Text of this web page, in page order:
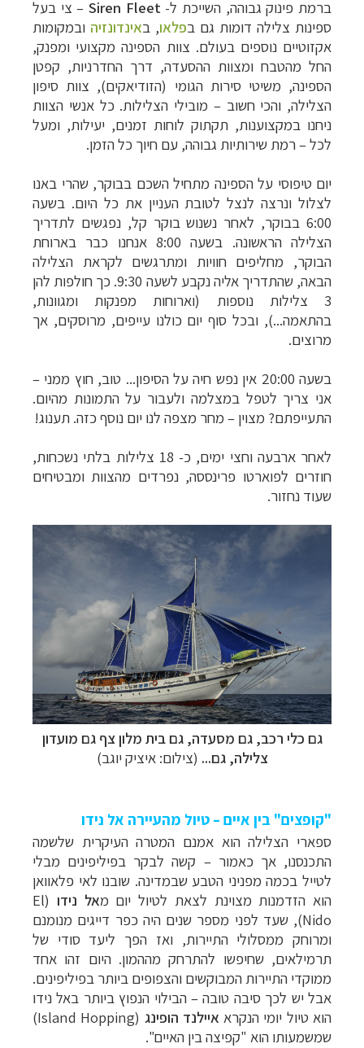
ברמת פינוק גבוהה, השייכת ל- Siren Fleet – צי בעל
ספינות צלילה דומות גם בפלאו, באינדונזיה ובמקומות
אקזוטיים נוספים בעולם. צוות הספינה מקצועי ומפנק,
החל מהטבח ומצוות ההסעדה, דרך החדרניות, קפטן
הספינה, משיטי סירות הגומי (הזודיאקים), צוות סיפון
הצלילה, והכי חשוב – מובילי הצלילות. כל אנשי הצוות
ניחנו במקצוענות, תקתוק לוחות זמנים, יעילות, ומעל
לכל – רמת שירותיות גבוהה, עם חיוך כל הזמן.
יום טיפוסי על הספינה מתחיל השכם בבוקר, שהרי באנו
לצלול ונרצה לנצל לטובת העניין את כל היום. בשעה
6:00 בבוקר, לאחר נשנוש בוקר קל, נפגשים לתדריך
הצלילה הראשונה. בשעה 8:00 אנחנו כבר בארוחת
הבוקר, מחליפים חוויות ומתרגשים לקראת הצלילה
הבאה, שהתדריך אליה נקבע לשעה 9:30. כך חולפות להן
3 צלילות נוספות (וארוחות מפנקות ומגוונות,
בהתאמה...), ובכל סוף יום כולנו עייפים, מרוסקים, אך
מרוצים.
בשעה 20:00 אין נפש חיה על הסיפון... טוב, חוץ ממני –
אני צריך לטפל במצלמה ולעבור על התמונות מהיום.
התעייפתם? מצוין – מחר מצפה לנו יום נוסף כזה. תענוג!
לאחר ארבעה וחצי ימים, כ- 18 צלילות בלתי נשכחות,
חוזרים לפוארטו פרינססה, נפרדים מהצוות ומבטיחים
שעוד נחזור.
גם כלי רכב, גם מסעדה, גם בית מלון צף גם מועדון
צלילה, גם... (צילום: איציק יוגב)
"קופצים" בין איים – טיול מהעיירה אל נידו
ספארי הצלילה הוא אמנם המטרה העיקרית שלשמה
התכנסנו, אך כאמור – קשה לבקר בפיליפינים מבלי
לטייל בכמה מפניני הטבע שבמדינה. שובנו לאי פלאוואן
הוא הזדמנות מצוינת לצאת לטיול יום מאל נידו (
El
Nido), שעד לפני מספר שנים היה כפר דייגים מנומנם
ומרוחק ממסלולי התיירות, ואז הפך ליעד סודי של
תרמילאים, שחיפשו להתרחק מההמון. היום זהו אחד
ממוקדי התיירות המבוקשים והצפופים ביותר בפיליפינים.
אבל יש לכך סיבה טובה – הבילוי הנפוץ ביותר באל נידו
הוא טיול יומי הנקרא איילנד הופינג (
Island Hopping
)
שמשמעותו הוא "קפיצה בין האיים".